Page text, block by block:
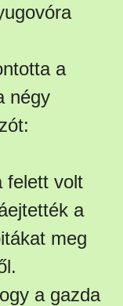
a
négy
felett volt
a
meg
a gazda